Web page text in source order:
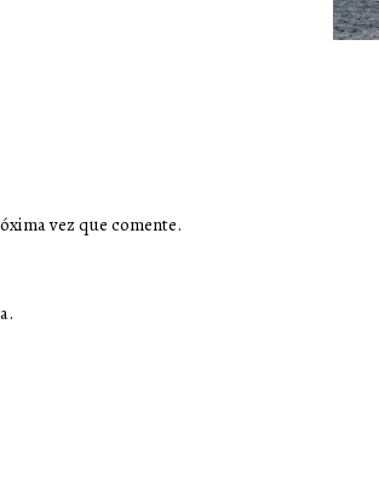
vez que comente.